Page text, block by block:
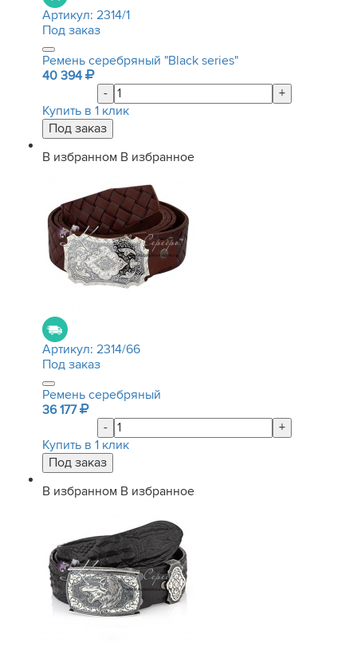
Артикул: 2314/1
Под заказ
Ремень серебряный "Black series"
40 394
-
+
Купить в 1 клик
В избранном В избранное
Артикул: 2314/66
Под заказ
Ремень серебряный
36 177
-
+
Купить в 1 клик
В избранном В избранное